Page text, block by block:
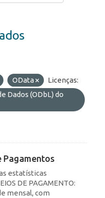
OData
Licenças:
Dados (ODbL) do
Pagamentos
estatísticas
DE PAGAMENTO:
mensal, com